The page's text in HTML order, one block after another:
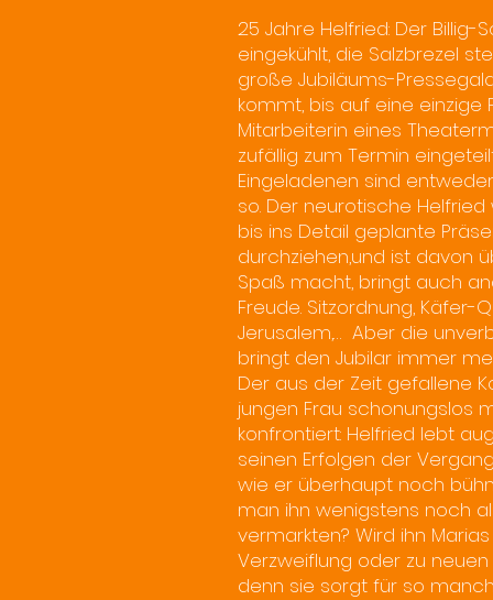
25 Jahre Helfried: Der Billig-
eingekühlt, die Salzbrezel
große Jubiläums-
kommt, bis auf eine einzige
Mitarbeiterin eines
zufällig zum Termin
Eingeladenen sind
so. Der neurotische
bis ins Detail geplante
durchziehen,und ist davon
Spaß macht, bringt auch
Freude. Sitzordnung, Käfer-
Jerusalem,… Aber die
bringt den Jubilar immer
Der aus der Zeit gefallene
jungen Frau schonungslos
konfrontiert: Helfried lebt
seinen Erfolgen der
wie er überhaupt noch
man ihn wenigstens noch
vermarkten? Wird ihn
Verzweiflung oder zu
denn sie sorgt für so